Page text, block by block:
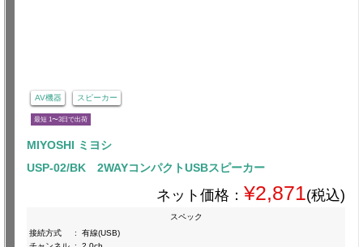
AV機器 スピーカー
最短 1〜3日で出荷
MIYOSHI ミヨシ
USP-02/BK 2WAYコンパクトUSBスピーカー
ネット価格： ¥2,871(税込)
スペック
接続方式
:
有線(USB)